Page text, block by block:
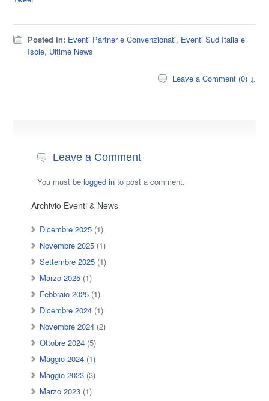
Posted in: Eventi Partner e Convenzionati, Eventi Sud Italia e
Isole, Ultime News
Leave a Comment (0) ↓
Leave a Comment
You must belogged in to post a comment.
Archivio Eventi & News
Dicembre 2025 (1)
Novembre 2025 (1)
Settembre 2025 (1)
Marzo 2025 (1)
Febbraio 2025 (1)
Dicembre 2024 (1)
Novembre 2024 (2)
Ottobre 2024 (5)
Maggio 2024 (1)
Maggio 2023 (3)
Marzo 2023 (1)